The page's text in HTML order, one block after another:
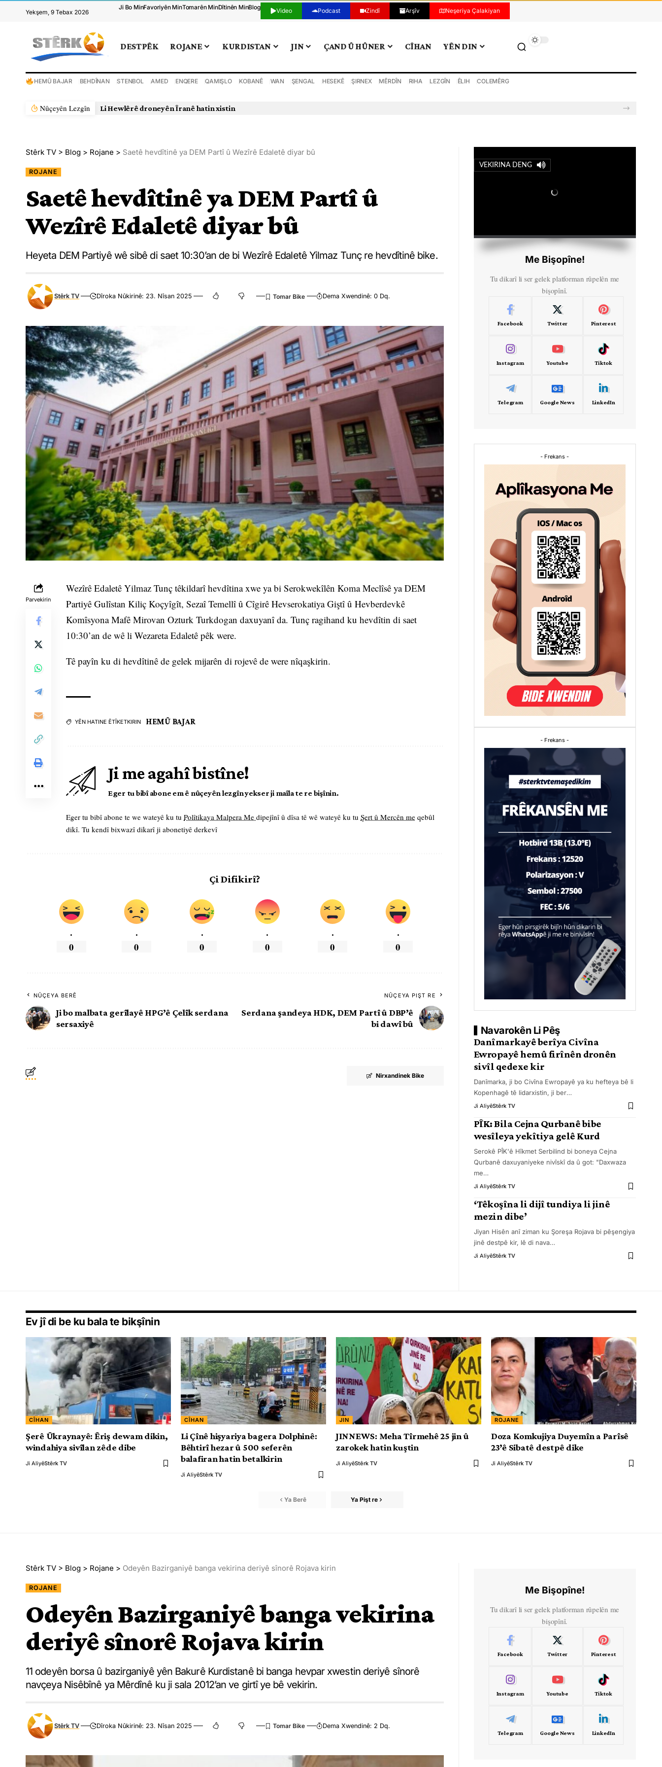
Yekşem, 9 Tebax 2026
Ji Bo MinFavoriyên MinTomarên MinDîtinên MinBlog Video Podcast Zindî Arşîv Neşeriya Çalakiyan
DESTPÊK ROJANE KURDISTAN JIN ÇAND Û HÛNER CÎHAN YÊN DIN
HEMÛ BAJAR BEHDÎNAN STENBOL AMED ENQERE QAMIŞLO KOBANÊ WAN ŞENGAL HESEKÊ ŞIRNEX MÊRDÎN RIHA LEZGÎN ÊLIH COLEMÊRG
Nûçeyên Lezgîn Li Hewlêrê droneyên Îranê hatin xistin
Stêrk TV > Blog > Rojane > Saetê hevdîtinê ya DEM Partî û Wezîrê Edaletê diyar bû
ROJANE
Saetê hevdîtinê ya DEM Partî û
Wezîrê Edaletê diyar bû
Heyeta DEM Partiyê wê sibê di saet 10:30’an de bi Wezîrê Edaletê Yilmaz Tunç re hevdîtinê bike.
Stêrk TV Dîroka Nûkirinê: 23. Nîsan 2025 Dema Xwendinê: 0 Dq.
Parvekirin
Wezîrê Edaletê Yilmaz Tunç têkildarî hevdîtina xwe ya bi Serokwekîlên Koma Meclîsê ya DEM
Partiyê Gulîstan Kiliç Koçyîgît, Sezaî Temellî û Cîgirê Hevserokatiya Giştî û Hevberdevkê
Komîsyona Mafê Mirovan Ozturk Turkdogan daxuyanî da. Tunç ragihand ku hevdîtin di saet
10:30’an de wê li Wezareta Edaletê pêk were.
Tê payîn ku di hevdîtinê de gelek mijarên di rojevê de were nîqaşkirin.
YÊN HATINE ÊTÎKETKIRIN HEMÛ BAJAR
Ji me agahî bistîne!
Eger tu bibî abone em ê nûçeyên lezgîn yekser ji maîla te re bişînin.
Eger tu bibî abone te we wateyê ku tu Polîtikaya Malpera Me dipejînî û dîsa tê wê wateyê ku tu Şert û Mercên me qebûl
dikî. Tu kendî bixwazî dikarî ji abonetiyê derkevî
Çi Difikirî?
.
0
.
0
.
0
.
0
.
0
.
0
NÛÇEYA BERÊ
Ji bo malbata gerîlayê HPG’ê Çelîk serdana
sersaxiyê
NÛÇEYA PIŞT RE
Serdana şandeya HDK, DEM Partî û DBP’ê
bi dawî bû
Nirxandinek Bike
VEKIRINA DENG
Me Bişopîne!
Tu dikarî li ser gelek platforman rûpelên me
bişopînî.
Facebook Twitter Pinterest
Instagram Youtube Tiktok
Telegram Google News LinkedIn
- Frekans -
- Frekans -
Navarokên Li Pêş
Danîmarkayê berîya Civîna
Ewropayê hemû firînên dronên
sivîl qedexe kir
Danîmarka, ji bo Civîna Ewropayê ya ku hefteya bê li
Kopenhagê tê lidarxistin, ji ber…
Ji AliyêStêrk TV
PÎK: Bila Cejna Qurbanê bibe
wesîleya yekîtiya gelê Kurd
Serokê PÎK'ê Hîkmet Serbilind bi boneya Cejna
Qurbanê daxuyaniyeke nivîskî da û got: "Daxwaza
me…
Ji AliyêStêrk TV
‘Têkoşîna li dijî tundiya li jinê
mezin dibe’
Jiyan Hisên anî ziman ku Şoreşa Rojava bi pêşengiya
jinê destpê kir, lê di nava…
Ji AliyêStêrk TV
Ev jî di be ku bala te bikşînin
CÎHAN
Şerê Ûkraynayê: Êriş dewam dikin,
windahiya sivîlan zêde dibe
Ji AliyêStêrk TV
CÎHAN
Li Çînê hişyariya bagera Dolphinê:
Bêhtirî hezar û 500 seferên
balafiran hatin betalkirin
Ji AliyêStêrk TV
JIN
JINNEWS: Meha Tîrmehê 25 jin û
zarokek hatin kuştin
Ji AliyêStêrk TV
ROJANE
Doza Komkujiya Duyemîn a Parîsê
23’ê Sibatê destpê dike
Ji AliyêStêrk TV
Ya Berê Ya Pişt re
Stêrk TV > Blog > Rojane > Odeyên Bazirganiyê banga vekirina deriyê sînorê Rojava kirin
ROJANE
Odeyên Bazirganiyê banga vekirina
deriyê sînorê Rojava kirin
11 odeyên borsa û bazirganiyê yên Bakurê Kurdistanê bi banga hevpar xwestin deriyê sînorê
navçeya Nisêbînê ya Mêrdînê ku ji sala 2012’an ve girtî ye bê vekirin.
Stêrk TV Dîroka Nûkirinê: 23. Nîsan 2025 Dema Xwendinê: 2 Dq.
Me Bişopîne!
Tu dikarî li ser gelek platforman rûpelên me
bişopînî.
Facebook Twitter Pinterest
Instagram Youtube Tiktok
Telegram Google News LinkedIn